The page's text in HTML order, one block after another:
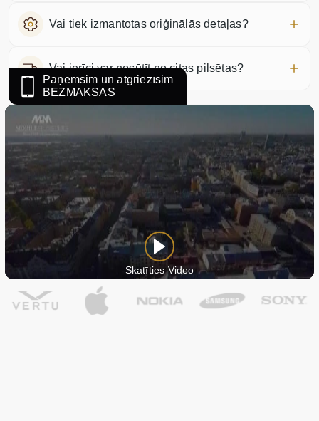
Vai tiek izmantotas oriģinālās detaļas?
Vai ierīci var nosūtīt no citas pilsētas?
Paņemsim un atgriezīsim
BEZMAKSAS
Skatīties Video